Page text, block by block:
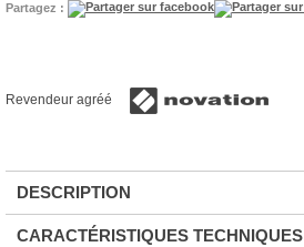
Partagez :
Revendeur agréé
DESCRIPTION
CARACTÉRISTIQUES TECHNIQUES